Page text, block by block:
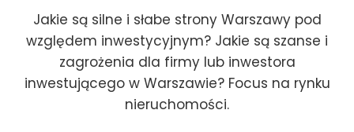
Jakie są silne i słabe strony Warszawy pod
względem inwestycyjnym? Jakie są szanse i
zagrożenia dla firmy lub inwestora
inwestującego w Warszawie? Focus na rynku
nieruchomości.